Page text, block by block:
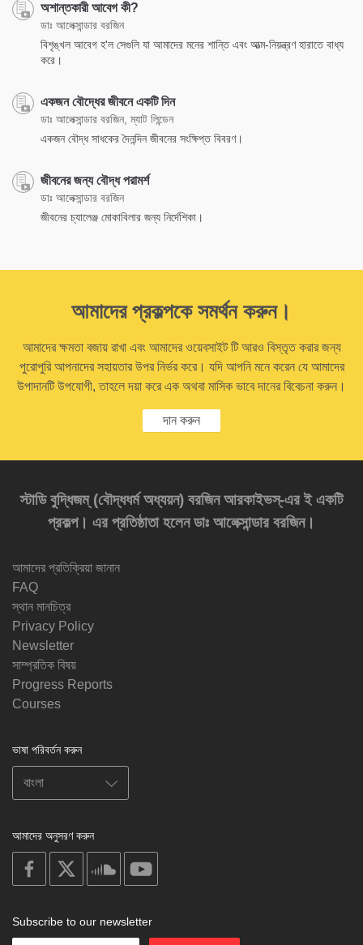
অশান্তকারী আবেগ কী?
ডাঃ আলেক্সান্ডার বরজিন
বিশৃঙ্খল আবেগ হ'ল সেগুলি যা আমাদের মনের শান্তি এবং আত্ম-নিয়ন্ত্রণ হারাতে বাধ্য
করে।
একজন বৌদ্ধের জীবনে একটি দিন
ডাঃ আলেক্সান্ডার বরজিন, ম্যাট লিন্ডেন
একজন বৌদ্ধ সাধকের দৈনন্দিন জীবনের সংক্ষিপ্ত বিবরণ।
জীবনের জন্য বৌদ্ধ পরামর্শ
ডাঃ আলেক্সান্ডার বরজিন
জীবনের চ্যালেঞ্জ মোকাবিলার জন্য নির্দেশিকা।
আমাদের প্রকল্পকে সমর্থন করুন।
আমাদের ক্ষমতা বজায় রাখা এবং আমাদের ওয়েবসাইট টি আরও বিস্তৃত করার জন্য
পুরোপুরি আপনাদের সহায়তার উপর নির্ভর করে। যদি আপনি মনে করেন যে আমাদের
উপাদানটি উপযোগী, তাহলে দয়া করে এক অথবা মাসিক ভাবে দানের বিবেচনা করুন।
দান করুন
স্টাডি বুদ্ধিজম্‌ (বৌদ্ধধর্ম অধ্যয়ন) বরজিন আরকাইভস্‌-এর ই একটি
প্রকল্প। এর প্রতিষ্ঠাতা হলেন ডাঃ আলেক্সান্ডার বরজিন।
আমাদের প্রতিক্রিয়া জানান
FAQ
স্থান মানচিত্র
Privacy Policy
Newsletter
সাম্প্রতিক বিষয়
Progress Reports
Courses
ভাষা পরিবর্তন করুন
আমাদের অনুসরণ করুন
on
facebook
soundcloud
Subscribe to our newsletter